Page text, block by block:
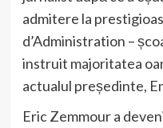
admitere la
d’Administration –
instruit majoritatea
actualul președinte,
Eric Zemmour a